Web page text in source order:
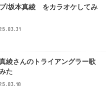
/坂本真綾 をカラオケしてみ
綾さんのトライアングラー歌
た